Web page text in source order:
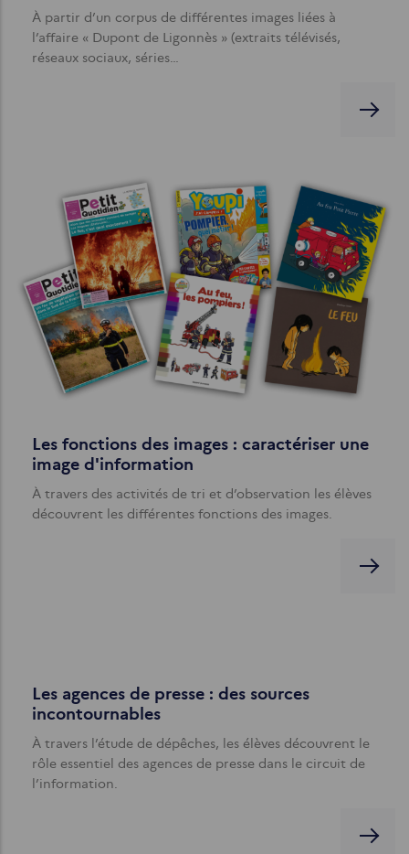
À partir d’un corpus de différentes images liées à
l’affaire « Dupont de Ligonnès » (extraits télévisés,
réseaux sociaux, séries…
Les fonctions des images : caractériser une
image d'information
À travers des activités de tri et d’observation les élèves
découvrent les différentes fonctions des images.
Les agences de presse : des sources
incontournables
À travers l’étude de dépêches, les élèves découvrent le
rôle essentiel des agences de presse dans le circuit de
l’information.